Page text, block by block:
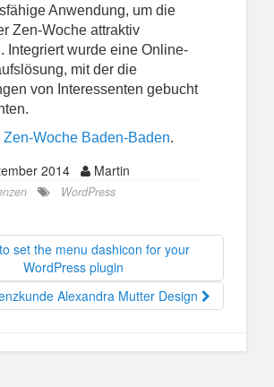
Anwendung, um die
Zen-Woche attraktiv
Integriert wurde eine Online-
mit der die
von Interessenten gebucht
Woche Baden-Baden.
2014 Martin
WordPress
set the menu dashicon for your
WordPress plugin
Alexandra Mutter Design